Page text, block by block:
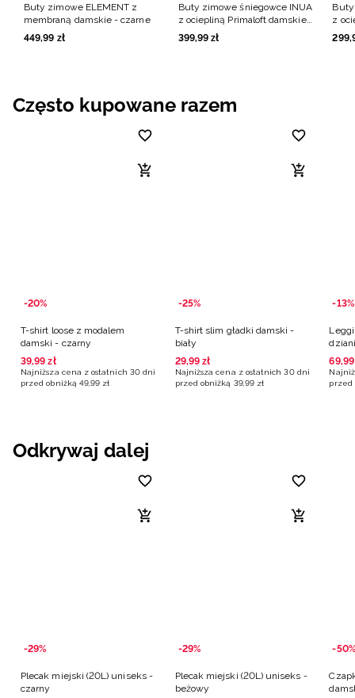
Buty zimowe ELEMENT z
membraną damskie - czarne
449,99 zł
Buty zimowe śniegowce INUA
z ociepliną Primaloft damskie -
czarne
399,99 zł
Buty
z
299,
Często kupowane razem
-20%
T-shirt loose z modalem
damski - czarny
39,99 zł
Najniższa cena z ostatnich 30 dni
przed obniżką 49,99 zł
-25%
T-shirt slim gładki damski -
biały
29,99 zł
Najniższa cena z ostatnich 30 dni
przed obniżką 39,99 zł
-13%
69,99
przed
Odkrywaj dalej
-29%
Plecak miejski (20L) uniseks -
czarny
-29%
Plecak miejski (20L) uniseks -
beżowy
-50%